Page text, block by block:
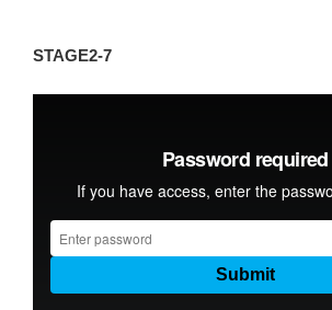
STAGE2-7